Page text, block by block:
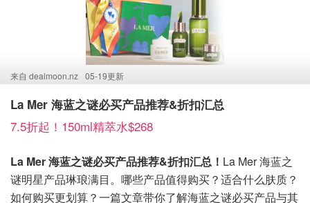
来自 dealmoon.nz 05-19更新
La Mer 海蓝之谜必买产品推荐&折扣汇总
7.5折起！150ml精萃水$268
La Mer 海蓝之谜必买产品推荐&折扣汇总！ La Mer 海蓝之
谜明星产品琳琅满目。哪些产品值得购买？适合什么肤质？
如何购买更划算？一篇文章带你了解海蓝之谜必买产品与其